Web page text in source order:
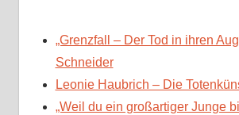
„Grenzfall – Der Tod in ihren
Schneider
Leonie Haubrich – Die
„Weil du ein großartiger Junge